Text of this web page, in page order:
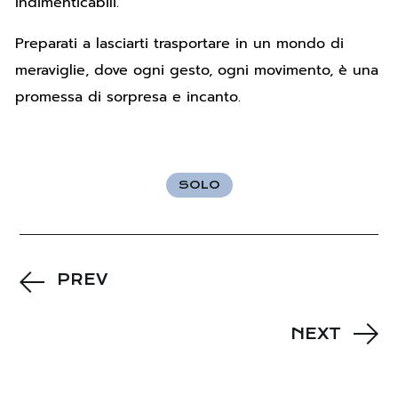
Preparati a lasciarti trasportare in un mondo di
meraviglie, dove ogni gesto, ogni movimento, è una
promessa di sorpresa e incanto.
SOLO
PREV
NEXT